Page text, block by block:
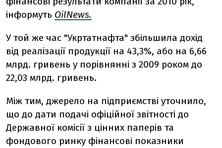
інформуть OilNews.
У той же час "Укртатнафта" збільшила дохід
від реалізації продукції на 43,3%, або на 6,66
млрд. гривень у порівнянні з 2009 роком до
22,03 млрд. гривень.
Між тим, джерело на підприємстві уточнило,
що до дати подачі офіційної звітності до
Державної комісії з цінних паперів та
фондового ринку фінансові показники